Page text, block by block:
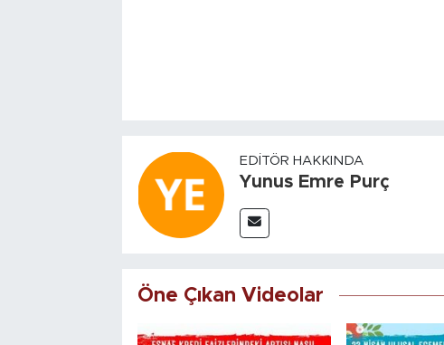
EDITÖR HAKKINDA
Yunus Emre Purç
Öne Çıkan Videolar